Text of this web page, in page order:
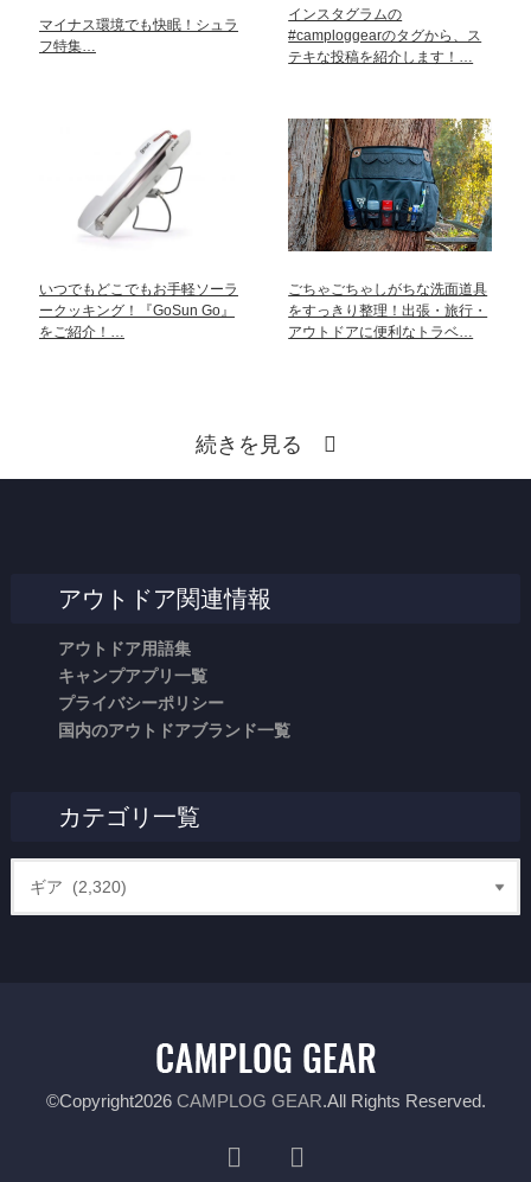
マイナス環境でも快眠！シュラ
フ特集…
インスタグラムの
#camploggearのタグから、ス
テキな投稿を紹介します！…
いつでもどこでもお手軽ソーラ
ークッキング！『GoSun Go』
をご紹介！…
ごちゃごちゃしがちな洗面道具
をすっきり整理！出張・旅行・
アウトドアに便利なトラベ…
続きを見る
アウトドア関連情報
アウトドア用語集
キャンプアプリ一覧
プライバシーポリシー
国内のアウトドアブランド一覧
カテゴリ一覧
©Copyright2026 CAMPLOG GEAR.All Rights Reserved.